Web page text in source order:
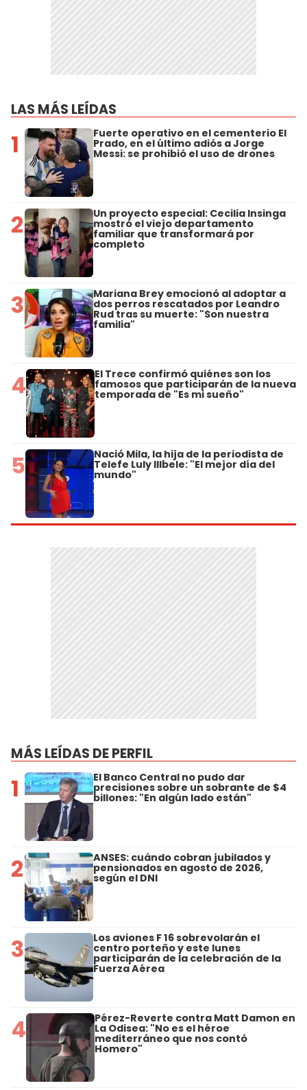
LAS MÁS LEÍDAS
1 Fuerte operativo en el cementerio El
Prado, en el último adiós a Jorge
Messi: se prohibió el uso de drones
2 Un proyecto especial: Cecilia Insinga
mostró el viejo departamento
familiar que transformará por
completo
3 Mariana Brey emocionó al adoptar a
dos perros rescatados por Leandro
Rud tras su muerte: "Son nuestra
familia"
4 El Trece confirmó quiénes son los
famosos que participarán de la nueva
temporada de "Es mi sueño"
5 Nació Mila, la hija de la periodista de
Telefe Luly Illbele: "El mejor día del
mundo"
MÁS LEÍDAS DE PERFIL
1 El Banco Central no pudo dar
precisiones sobre un sobrante de $4
billones: "En algún lado están"
2 ANSES: cuándo cobran jubilados y
pensionados en agosto de 2026,
según el DNI
3 Los aviones F 16 sobrevolarán el
centro porteño y este lunes
participarán de la celebración de la
Fuerza Aérea
4 Pérez-Reverte contra Matt Damon en
La Odisea: "No es el héroe
mediterráneo que nos contó
Homero"